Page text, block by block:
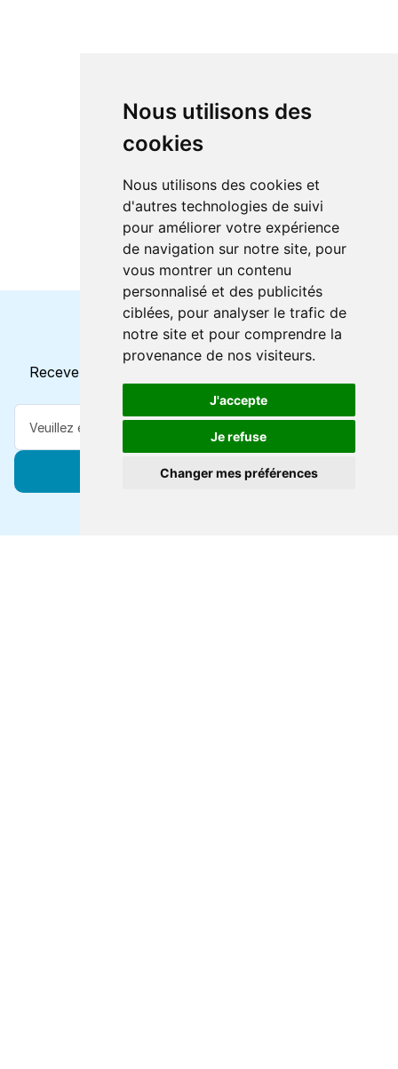
Nous utilisons des
cookies
Nous utilisons des cookies et
d'autres technologies de suivi
pour améliorer votre expérience
de navigation sur notre site, pour
vous montrer un contenu
personnalisé et des publicités
ciblées, pour analyser le trafic de
notre site et pour comprendre la
provenance de nos visiteurs.
J'accepte
Je refuse
Changer mes préférences
Horaires et offres actuels
Recevez toutes les mises à jour dans votre e-mail
S'abonner